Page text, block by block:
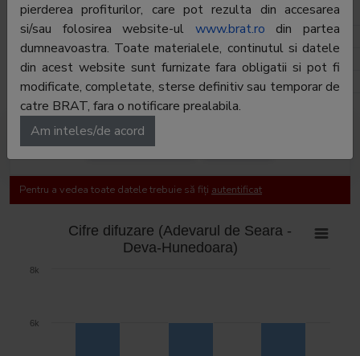
Departament Publicitate Print
Director:
Dana Butnaru
E-mail:
dana.butnaru@adevarulholding.ro
Cifre de difuzare
Pentru a vedea toate datele trebuie să fiți autentificat
Cifre difuzare (Adevarul de Seara -
Deva-Hunedoara)
6k
8k
pierderea profiturilor, care pot rezulta din accesarea
si/sau folosirea website-ul www.brat.ro din partea
dumneavoastra. Toate materialele, continutul si datele
din acest website sunt furnizate fara obligatii si pot fi
modificate, completate, sterse definitiv sau temporar de
catre BRAT, fara o notificare prealabila.
Am inteles/de acord